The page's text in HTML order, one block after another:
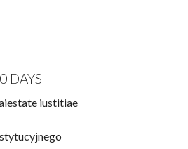
DAYS
iustitiae